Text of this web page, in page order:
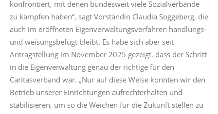
konfrontiert, mit denen bundesweit viele Sozialverbände
zu kämpfen haben“, sagt Vorständin Claudia Soggeberg, die
auch im eröffneten Eigenverwaltungsverfahren handlungs-
und weisungsbefugt bleibt. Es habe sich aber seit
Antragstellung im November 2025 gezeigt, dass der Schritt
in die Eigenverwaltung genau der richtige für den
Caritasverband war. „Nur auf diese Weise konnten wir den
Betrieb unserer Einrichtungen aufrechterhalten und
stabilisieren, um so die Weichen für die Zukunft stellen zu